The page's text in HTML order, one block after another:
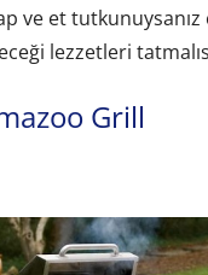
ve et
lezzetleri
Grill